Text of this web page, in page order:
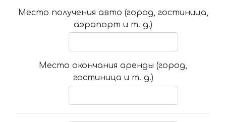
Место получения авто (город, гостиница,
аэропорт и т. д.)
Место окончания аренды (город,
гостиница и т. д.)